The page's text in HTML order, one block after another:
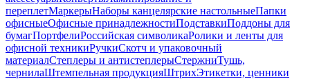
переплетМаркерыНаборы канцелярские настольныеПапки
офисныеОфисные принадлежностиПодставкиПоддоны для
бумагПортфелиРоссийская символикаРолики и ленты для
офисной техникиРучкиСкотч и упаковочный
материалСтеплеры и антистеплерыСтержниТушь,
чернилаШтемпельная продукцияШтрихЭтикетки, ценники